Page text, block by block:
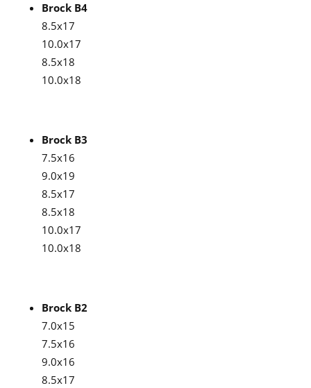
Brock B4
8.5x17
10.0x17
8.5x18
10.0x18
Brock B3
7.5x16
9.0x19
8.5x17
8.5x18
10.0x17
10.0x18
Brock B2
7.0x15
7.5x16
9.0x16
8.5x17